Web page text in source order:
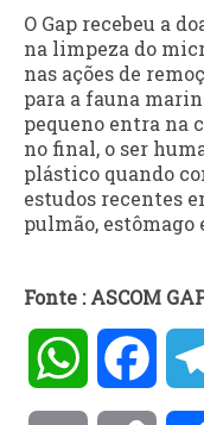
O Gap recebeu a
na limpeza do
nas ações de
para a fauna
pequeno entra na
no final, o ser
plástico quando
estudos recentes
pulmão, estômago
Fonte : ASCOM
WhatsApp